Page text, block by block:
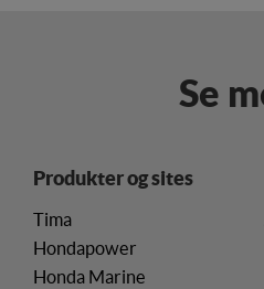
Se
Produkter og sites
Tima
Hondapower
Honda Marine